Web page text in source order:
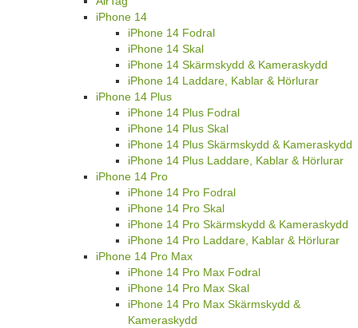
iPhone 14
iPhone 14 Fodral
iPhone 14 Skal
iPhone 14 Skärmskydd & Kameraskydd
iPhone 14 Laddare, Kablar & Hörlurar
iPhone 14 Plus
iPhone 14 Plus Fodral
iPhone 14 Plus Skal
iPhone 14 Plus Skärmskydd & Kameraskydd
iPhone 14 Plus Laddare, Kablar & Hörlurar
iPhone 14 Pro
iPhone 14 Pro Fodral
iPhone 14 Pro Skal
iPhone 14 Pro Skärmskydd & Kameraskydd
iPhone 14 Pro Laddare, Kablar & Hörlurar
iPhone 14 Pro Max
iPhone 14 Pro Max Fodral
iPhone 14 Pro Max Skal
iPhone 14 Pro Max Skärmskydd &
Kameraskydd